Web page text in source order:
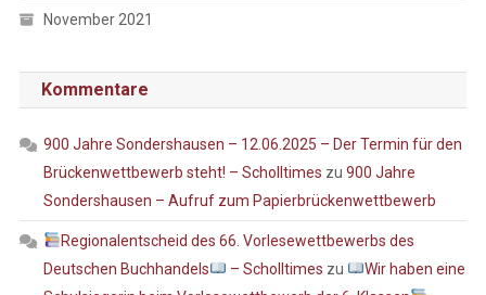
November 2021
Kommentare
900 Jahre Sondershausen – 12.06.2025 – Der Termin für den
Brückenwettbewerb steht! – Scholltimes zu 900 Jahre
Sondershausen – Aufruf zum Papierbrückenwettbewerb
Regionalentscheid des 66. Vorlesewettbewerbs des
Deutschen Buchhandels
– Scholltimes zu
Wir haben eine